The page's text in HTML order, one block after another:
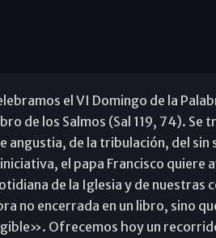
el VI Domingo de la
de los Salmos (Sal 119, 74). Se
angustia, de la tribulación, del
iniciativa, el papa Francisco
de la Iglesia y de nuestras
no encerrada en un libro, sino
Ofrecemos hoy un